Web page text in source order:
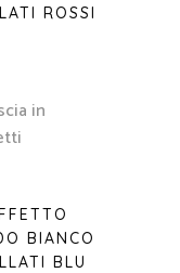
ROSSI
BIANCO
BLU